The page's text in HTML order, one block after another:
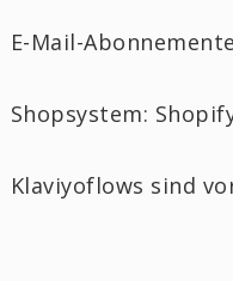
E-Mail-
Shopsystem:
Klaviyoflows sind